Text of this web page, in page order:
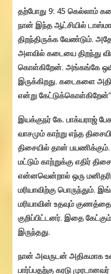
தற்போது 9: 45 கெல்லாம்
நான் இந்த ஆட்சியில்
திறந்திருக்க வேண்டும்.
அளவில் கடையை திறந்து
கொள்கிறேன். அங்கங்கே
இருக்கிறது. கடைகளை
என்று
இயக்குநர் கே. பாக்யராஜ்
வாசமும் காற்று எந்த
திசையில் தான்
மட்டும் காற்றுக்கு எதிர்
என்னவென்றால் ஒரு
மரியாவிற்கு பொருந்தும்.
மரியாவின் உதவும்
குறிப்பிட்டனர். இதை
இருந்தது.
நான் அவருடன் அதிகமாக
பார்ப்பதற்கு கரடு